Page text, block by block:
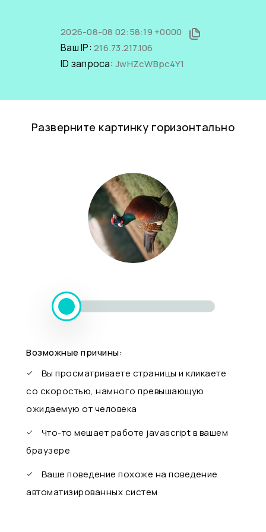
2026-08-08 02:58:19 +0000
Ваш IP: 216.73.217.106
ID запроса: JwHZcWBpc4Y1
Разверните картинку горизонтально
Возможные причины:
Вы просматриваете страницы и кликаете
со скоростью, намного превышающую
ожидаемую от человека
Что-то мешает работе javascript в вашем
браузере
Ваше поведение похоже на поведение
автоматизированных систем